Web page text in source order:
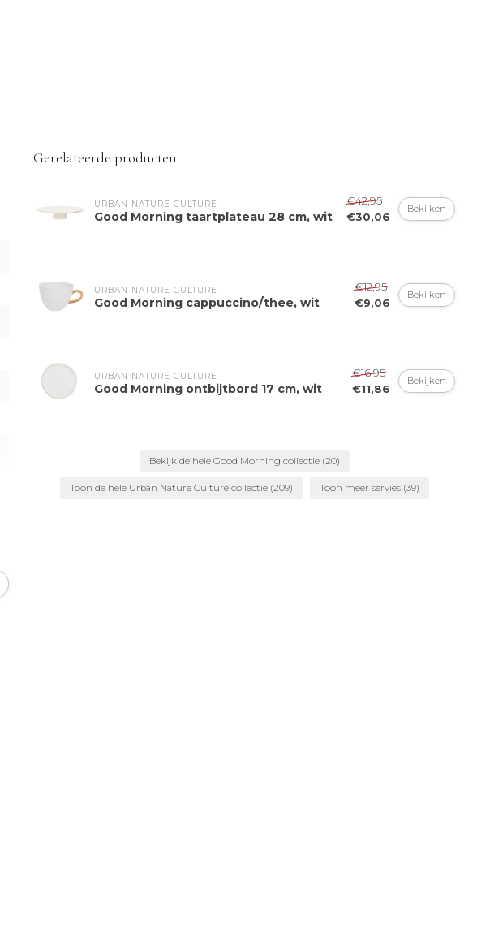
Gerelateerde producten
URBAN NATURE CULTURE
Good Morning taartplateau 28 cm, wit
€42,95
€30,06
Bekijken
URBAN NATURE CULTURE
Good Morning cappuccino/thee, wit
€12,95
€9,06
Bekijken
URBAN NATURE CULTURE
Good Morning ontbijtbord 17 cm, wit
€16,95
€11,86
Bekijken
Bekijk de hele Good Morning collectie (20)
Toon de hele Urban Nature Culture collectie (209) Toon meer servies (39)